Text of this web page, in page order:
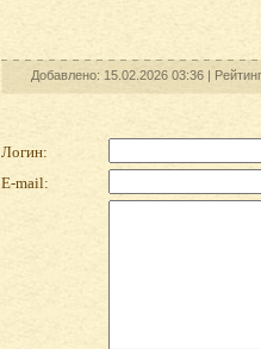
Добавлено: 15.02.2026 03:36 |
Логин:
E-mail: